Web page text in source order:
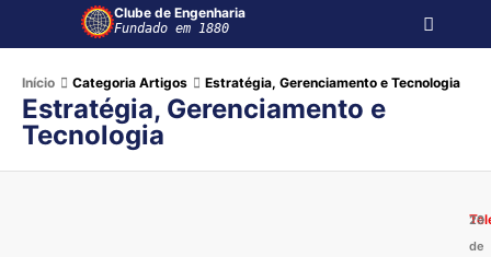
Clube de Engenharia
Fundado em 1880
Início Categoria Artigos Estratégia, Gerenciamento e Tecnologia
Estratégia, Gerenciamento e
Tecnologia
29
de